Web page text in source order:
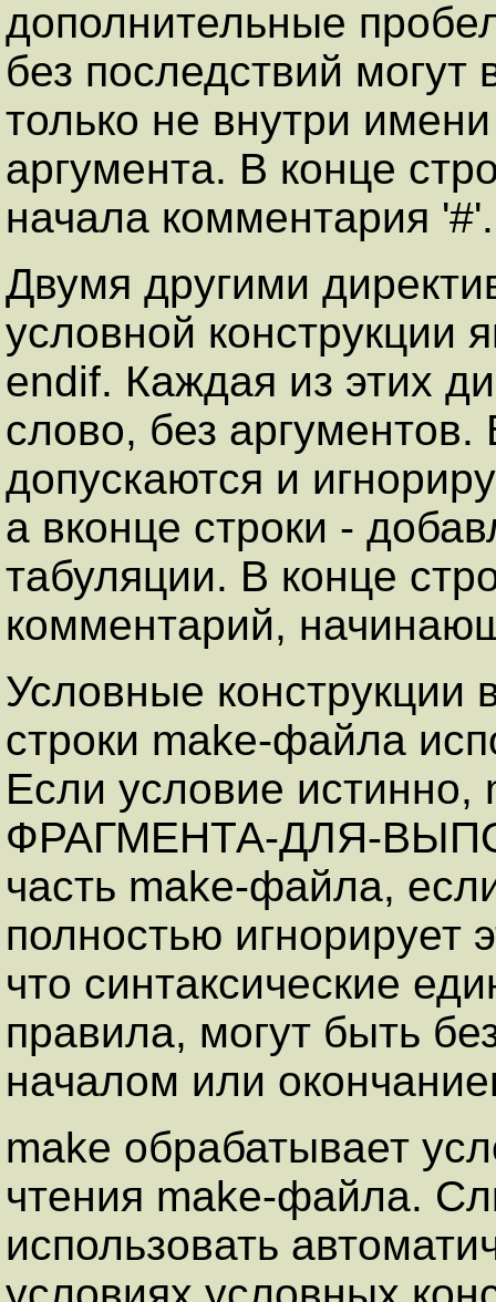
дополнительные
без последствий
только не внутри
аргумента. В конце
начала комментария '#'.
Двумя другими
условной конструкции
endif. Каждая из этих
слово, без аргументов.
допускаются и
а вконце строки -
табуляции. В конце
комментарий,
Условные конструкции
строки make-файла
Если условие истинно,
ФРАГМЕНТА-ДЛЯ-
часть make-файла,
полностью игнорирует
что синтаксические
правила, могут быть
началом или
make обрабатывает
чтения make-файла.
использовать